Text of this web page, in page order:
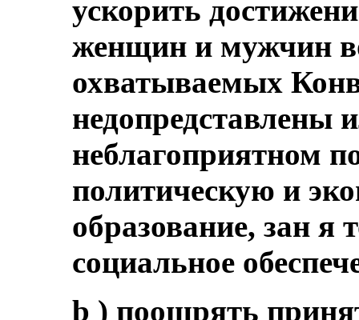
ускорить
женщин и мужчин
охватываемых
недопредставлены
неблагоприятном
политическую и
образование, зан я
социальное
b ) поощрять